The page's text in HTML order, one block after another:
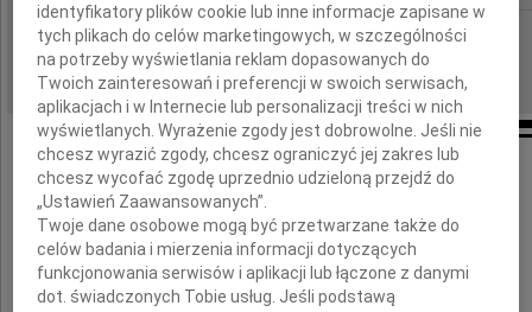
REGION: Poznań
DATA EMISJI: 23.08.2022
Marcinowi Bosackiemu
identyfikatory plików cookie lub inne informacje zapisane w
tych plikach do celów marketingowych, w szczególności
na potrzeby wyświetlania reklam dopasowanych do
Twoich zainteresowań i preferencji w swoich serwisach,
aplikacjach i w Internecie lub personalizacji treści w nich
wyświetlanych. Wyrażenie zgody jest dobrowolne. Jeśli nie
chcesz wyrazić zgody, chcesz ograniczyć jej zakres lub
chcesz wycofać zgodę uprzednio udzieloną przejdź do
„Ustawień Zaawansowanych”.
Twoje dane osobowe mogą być przetwarzane także do
celów badania i mierzenia informacji dotyczących
funkcjonowania serwisów i aplikacji lub łączone z danymi
dot. świadczonych Tobie usług. Jeśli podstawą